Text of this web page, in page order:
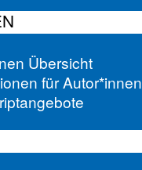
Übersicht
für Autor*innen